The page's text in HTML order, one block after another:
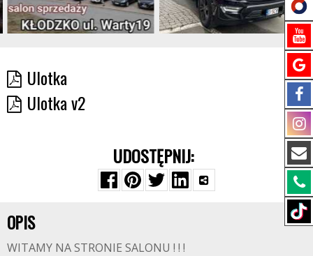
Ulotka
Ulotka v2
UDOSTĘPNIJ:
OPIS
WITAMY NA STRONIE SALONU ! ! !